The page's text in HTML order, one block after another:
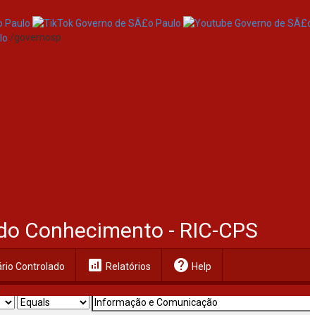
/governosp
Conhecimento - RIC-CPS
Controlado analytics Relatórios help Help